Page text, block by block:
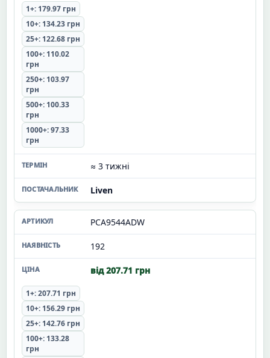
1+: 179.97 грн
10+: 134.23 грн
25+: 122.68 грн
100+: 110.02
грн
250+: 103.97
грн
500+: 100.33
грн
1000+: 97.33
грн
≈ 3 тижні
Liven
PCA9544ADW
192
від 207.71 грн
1+: 207.71 грн
10+: 156.29 грн
25+: 142.76 грн
100+: 133.28
грн